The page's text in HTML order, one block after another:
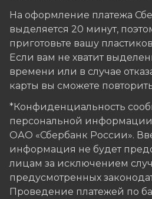
На оформление платежа
выделяется 20 минут,
приготовьте вашу
Если вам не хватит
времени или в случае
карты вы сможете
*Конфиденциальность
персональной информации
ОАО «Сбербанк России».
информация не будет
лицам за исключением
предусмотренных
Проведение платежей по